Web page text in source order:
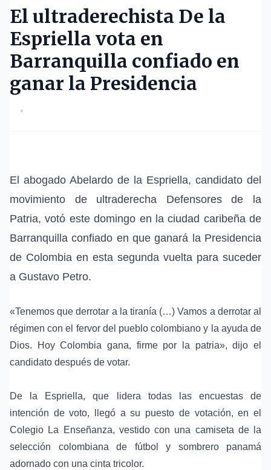
El ultraderechista De la
Espriella vota en
Barranquilla confiado en
ganar la Presidencia
•
El abogado Abelardo de la Espriella, candidato del
movimiento de ultraderecha Defensores de la
Patria, votó este domingo en la ciudad caribeña de
Barranquilla confiado en que ganará la Presidencia
de Colombia en esta segunda vuelta para suceder
a Gustavo Petro.
«Tenemos que derrotar a la tiranía (…) Vamos a derrotar al
régimen con el fervor del pueblo colombiano y la ayuda de
Dios. Hoy Colombia gana, firme por la patria», dijo el
candidato después de votar.
De la Espriella, que lidera todas las encuestas de
intención de voto, llegó a su puesto de votación, en el
Colegio La Enseñanza, vestido con una camiseta de la
selección colombiana de fútbol
y sombrero panamá
adornado con una cinta tricolor.